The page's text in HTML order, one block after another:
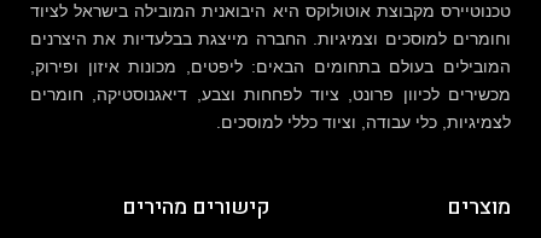
טכנוטיירס מקבוצת אוטולוקס היא היבואנית המובילה בישראל לציוד
וחומרים למוסכים וצמיגיות. החברה מייצגת בבלעדיות את היצרנים
המובילים בעולם בתחומים הבאים: ליפטים, מכונות איזון ופירוק,
מכשירים לכיוון פרונט, ציוד לפחחות וצבע, דיאגנוסטיקה, חומרים
לצמיגיות, כלי עבודה, וציוד כללי למוסכים.
מוצרים קישורים מהירים